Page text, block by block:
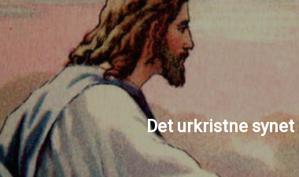
Det urkristne